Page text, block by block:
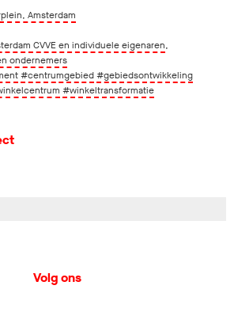
Amsterdam
CVVE en individuele eigenaren,
ondernemers
#centrumgebied#gebiedsontwikkeling
#winkeltransformatie
Volg ons